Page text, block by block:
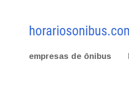
empresas de ônibus